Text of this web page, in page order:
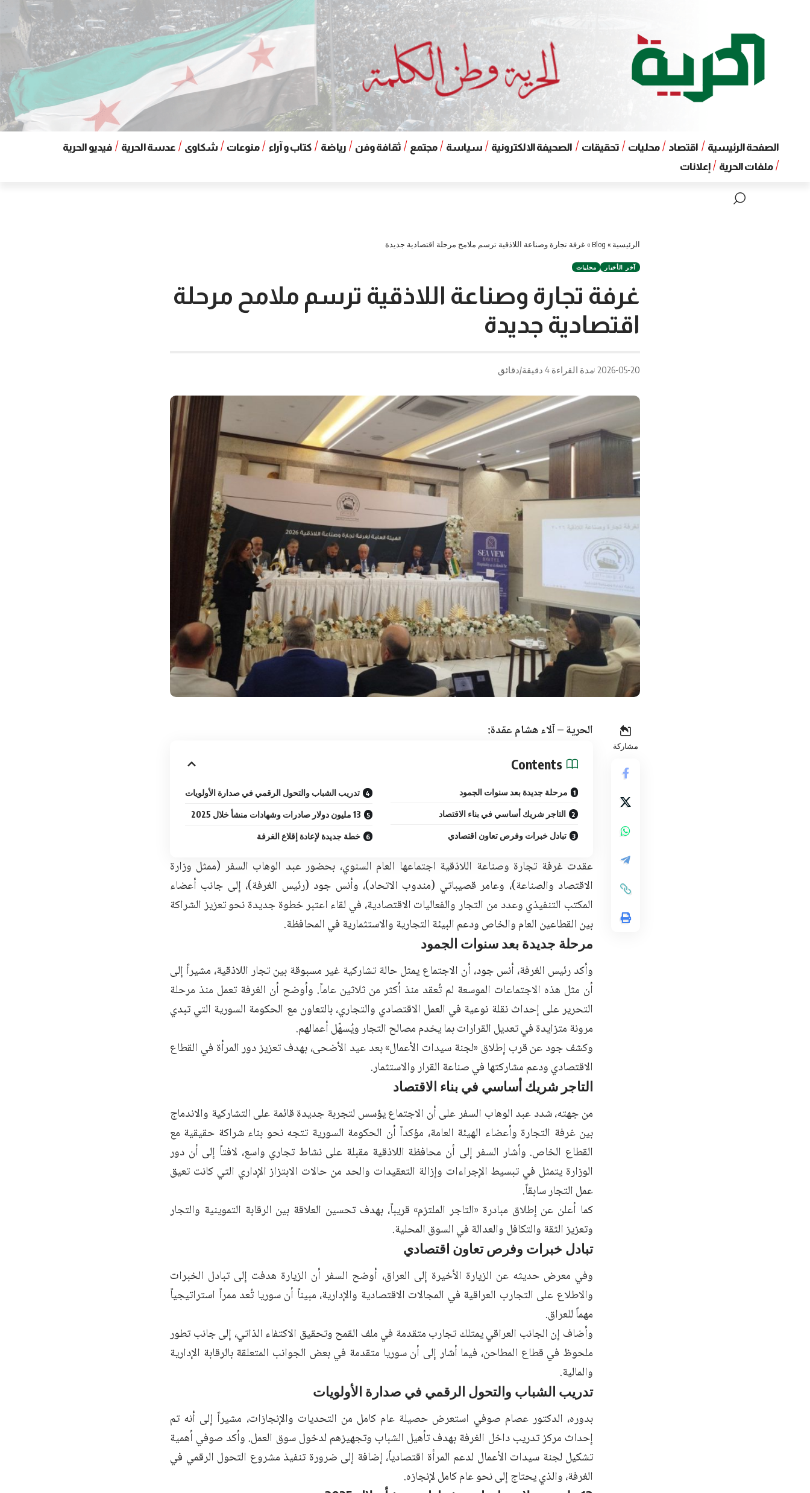
الصفحة الرئيسية اقتصاد محليات تحقيقات الصحيفة الالكترونية سياسة مجتمع ثقافة وفن رياضة كتاب و آراء منوعات شكاوى عدسة الحرية
فيديو الحرية
ملفات الحرية
إعلانات
الرئيسية »
Blog
»غرفة تجارة وصناعة اللاذقية ترسم ملامح مرحلة اقتصادية جديدة
آخر الأخبار محليات
غرفة تجارة وصناعة اللاذقية ترسم ملامح مرحلة
اقتصادية جديدة
2026-05-20 مدة القراءة 4 دقيقة/دقائق
مشاركة
الحرية – آلاء هشام عقدة:
Contents
مرحلة جديدة بعد سنوات الجمود
التاجر شريك أساسي في بناء الاقتصاد
تبادل خبرات وفرص تعاون اقتصادي
تدريب الشباب والتحول الرقمي في صدارة الأولويات
13 مليون دولار صادرات وشهادات منشأ خلال 2025
خطة جديدة لإعادة إقلاع الغرفة
عقدت غرفة تجارة وصناعة اللاذقية اجتماعها العام السنوي، بحضور عبد الوهاب السفر (ممثل وزارة
الاقتصاد والصناعة)، وعامر قصيباتي (مندوب الاتحاد)، وأنس جود (رئيس الغرفة)، إلى جانب أعضاء
المكتب التنفيذي وعدد من التجار والفعاليات الاقتصادية، في لقاء اعتبر خطوة جديدة نحو تعزيز الشراكة
بين القطاعين العام والخاص ودعم البيئة التجارية والاستثمارية في المحافظة.
مرحلة جديدة بعد سنوات الجمود
وأكد رئيس الغرفة، أنس جود، أن الاجتماع يمثل حالة تشاركية غير مسبوقة بين تجار اللاذقية، مشيراً إلى
أن مثل هذه الاجتماعات الموسعة لم تُعقد منذ أكثر من ثلاثين عاماً. وأوضح أن الغرفة تعمل منذ مرحلة
التحرير على إحداث نقلة نوعية في العمل الاقتصادي والتجاري، بالتعاون مع الحكومة السورية التي تبدي
مرونة متزايدة في تعديل القرارات بما يخدم مصالح التجار ويُسهّل أعمالهم.
وكشف جود عن قرب إطلاق «لجنة سيدات الأعمال» بعد عيد الأضحى، بهدف تعزيز دور المرأة في القطاع
الاقتصادي ودعم مشاركتها في صناعة القرار والاستثمار.
التاجر شريك أساسي في بناء الاقتصاد
من جهته، شدد عبد الوهاب السفر على أن الاجتماع يؤسس لتجربة جديدة قائمة على التشاركية والاندماج
بين غرفة التجارة وأعضاء الهيئة العامة، مؤكداً أن الحكومة السورية تتجه نحو بناء شراكة حقيقية مع
القطاع الخاص. وأشار السفر إلى أن محافظة اللاذقية مقبلة على نشاط تجاري واسع، لافتاً إلى أن دور
الوزارة يتمثل في تبسيط الإجراءات وإزالة التعقيدات والحد من حالات الابتزاز الإداري التي كانت تعيق
عمل التجار سابقاً.
كما أعلن عن إطلاق مبادرة «التاجر الملتزم» قريباً، بهدف تحسين العلاقة بين الرقابة التموينية والتجار
وتعزيز الثقة والتكافل والعدالة في السوق المحلية.
تبادل خبرات وفرص تعاون اقتصادي
وفي معرض حديثه عن الزيارة الأخيرة إلى العراق، أوضح السفر أن الزيارة هدفت إلى تبادل الخبرات
والاطلاع على التجارب العراقية في المجالات الاقتصادية والإدارية، مبيناً أن سوريا تُعد ممراً استراتيجياً
مهماً للعراق.
وأضاف إن الجانب العراقي يمتلك تجارب متقدمة في ملف القمح وتحقيق الاكتفاء الذاتي، إلى جانب تطور
ملحوظ في قطاع المطاحن، فيما أشار إلى أن سوريا متقدمة في بعض الجوانب المتعلقة بالرقابة الإدارية
والمالية.
تدريب الشباب والتحول الرقمي في صدارة الأولويات
بدوره، الدكتور عصام صوفي استعرض حصيلة عام كامل من التحديات والإنجازات، مشيراً إلى أنه تم
إحداث مركز تدريب داخل الغرفة بهدف تأهيل الشباب وتجهيزهم لدخول سوق العمل. وأكد صوفي أهمية
تشكيل لجنة سيدات الأعمال لدعم المرأة اقتصادياً، إضافة إلى ضرورة تنفيذ مشروع التحول الرقمي في
الغرفة، والذي يحتاج إلى نحو عام كامل لإنجازه.